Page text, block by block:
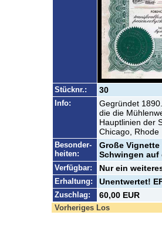
Stücknr.: 30
Info:
Gegründet
die die
Hauptlinien der
Chicago, Rhode
Besonder-
heiten:
Große
Schwingen auf
Verfügbar: Nur ein
Erhaltung: Unentwertet!
Zuschlag: 60,00 EUR
Vorheriges Los